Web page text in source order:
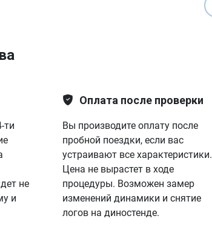
ти
не
и
Оплата после проверки
Вы производите оплату после
пробной поездки, если вас
устраивают все характеристики.
Цена не вырастет в ходе
процедуры. Возможен замер
изменений динамики и снятие
логов на диностенде.